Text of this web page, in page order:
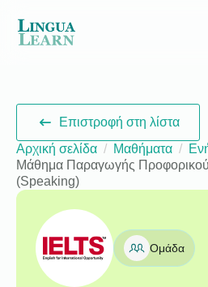
Επιστροφή στη λίστα
Αρχική σελίδα
Μαθήματα
Μάθημα Παραγωγής
(Speaking)
Ομάδα